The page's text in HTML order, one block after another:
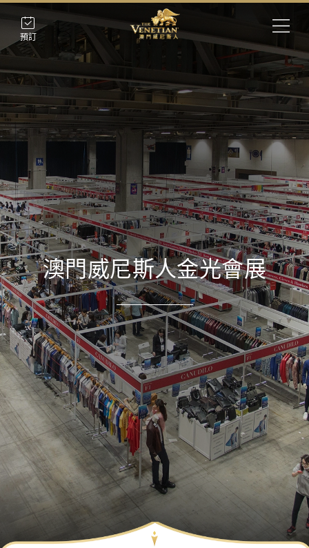
預訂
澳門威尼斯人金光會展